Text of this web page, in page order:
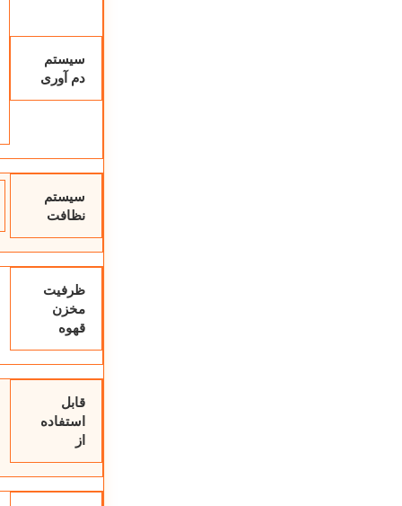
سیستم
دم آوری
سیستم
نظافت
ظرفیت
مخزن
قهوه
قابل
استفاده
از